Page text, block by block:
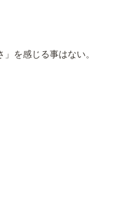
を感じる事はない。